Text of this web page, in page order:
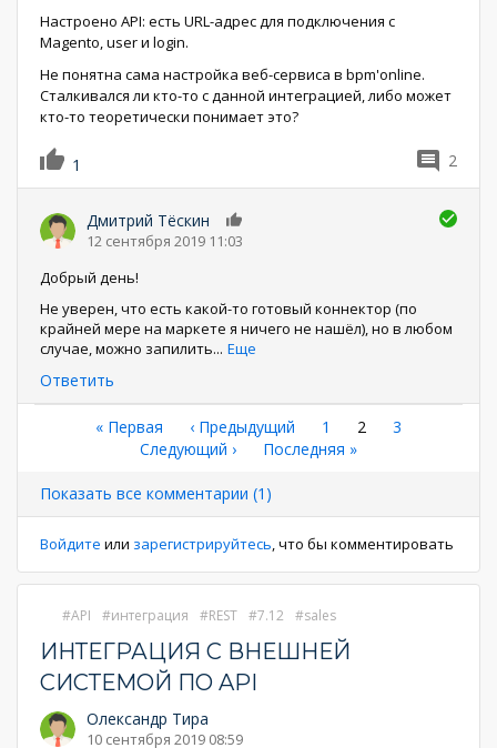
Настроено API: есть URL-адрес для подключения с
Magento, user и login.
Не понятна сама настройка веб-сервиса в bpm'online.
Сталкивался ли кто-то с данной интеграцией, либо может
кто-то теоретически понимает это?
1 2
Дмитрий Тёскин
12 сентября 2019 11:03
Добрый день!
Не уверен, что есть какой-то готовый коннектор (по
крайней мере на маркете я ничего не нашёл), но в любом
случае, можно запилить... Еще
Ответить
Нумерация
страниц
Первая
страница
« Первая ←
‹ Предыдущий Страница
1
Текущая
2 Страница
3
Следующая
Следующий ›
Последняя
Последняя »
Показать все комментарии (1)
Войдите или зарегистрируйтесь, что бы комментировать
API интеграция REST 7.12 sales
ИНТЕГРАЦИЯ С ВНЕШНЕЙ
СИСТЕМОЙ ПО API
Олександр Тира
10 сентября 2019 08:59